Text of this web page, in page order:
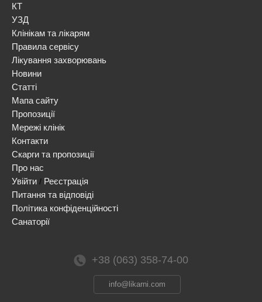
КТ
УЗД
Клінікам та лікарям
Правила сервісу
Лікування захворювань
Новини
Статті
Мапа сайту
Пропозиції
Мережі клінік
Контакти
Скарги та пропозиції
Про нас
Увійти / Реєстрація
Питання та відповіді
Політика конфіденційності
Санаторії
+38 (063) 358-74-00
info@likarni.com